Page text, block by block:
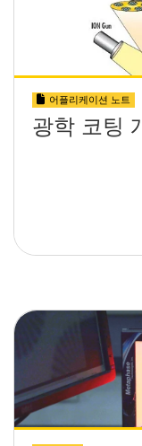
어플리케이션 노트
광학 코팅